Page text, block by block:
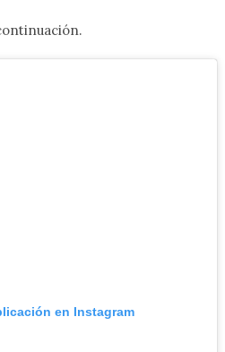
en Instagram